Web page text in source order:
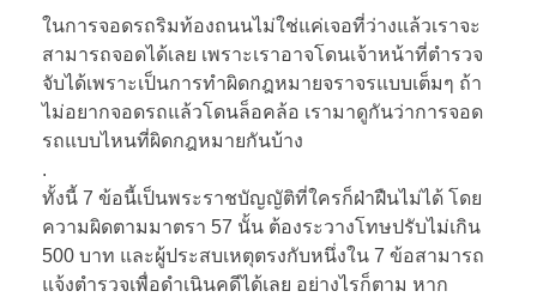
ในการจอดรถริมท้องถนนไม่ใช่แค่เจอที่ว่างแล้วเราจะ
สามารถจอดได้เลย เพราะเราอาจโดนเจ้าหน้าที่ตำรวจ
จับได้เพราะเป็นการทำผิดกฎหมายจราจรแบบเต็มๆ ถ้า
ไม่อยากจอดรถแล้วโดนล็อคล้อ เรามาดูกันว่าการจอด
รถแบบไหนที่ผิดกฎหมายกันบ้าง
.
ทั้งนี้ 7 ข้อนี้เป็นพระราชบัญญัติที่ใครก็ฝ่าฝืนไม่ได้ โดย
ความผิดตามมาตรา 57 นั้น ต้องระวางโทษปรับไม่เกิน
500 บาท และผู้ประสบเหตุตรงกับหนึ่งใน 7 ข้อสามารถ
แจ้งตำรวจเพื่อดำเนินคดีได้เลย อย่างไรก็ตาม หาก